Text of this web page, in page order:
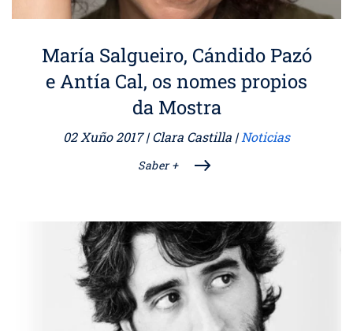
María Salgueiro, Cándido Pazó
e Antía Cal, os nomes propios
da Mostra
02 Xuño 2017| Clara Castilla | Noticias
Saber +